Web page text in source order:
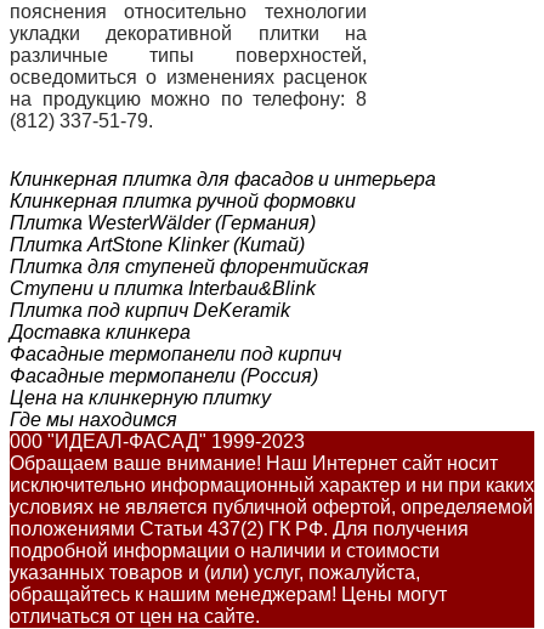
пояснения относительно технологии
укладки декоративной плитки на
различные типы поверхностей,
осведомиться о изменениях расценок
на продукцию можно по телефону: 8
(812) 337-51-79.
Клинкерная плитка для фасадов и интерьера
Клинкерная плитка ручной формовки
Плитка WesterWälder (Германия)
Плитка ArtStone Klinker (Китай)
Плитка для ступеней флорентийская
Ступени и плитка Interbau&Blink
Плитка под кирпич DeKeramik
Доставка клинкера
Фасадные термопанели под кирпич
Фасадные термопанели (Россия)
Цена на клинкерную плитку
Где мы находимся
000 "ИДЕАЛ-ФАСАД" 1999-2023
Обращаем ваше внимание! Наш Интернет сайт носит
исключительно информационный характер и ни при каких
условиях не является публичной офертой, определяемой
положениями Статьи 437(2) ГК РФ. Для получения
подробной информации о наличии и стоимости
указанных товаров и (или) услуг, пожалуйста,
обращайтесь к нашим менеджерам! Цены могут
отличаться от цен на сайте.